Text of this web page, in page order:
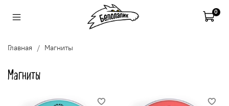
0
Главная Магниты
Магниты